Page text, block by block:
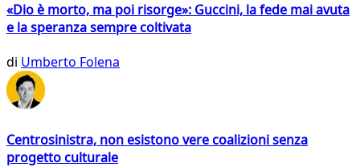
«Dio è morto, ma poi risorge»: Guccini, la fede mai avuta
e la speranza sempre coltivata
di Umberto Folena
Centrosinistra, non esistono vere coalizioni senza
progetto culturale